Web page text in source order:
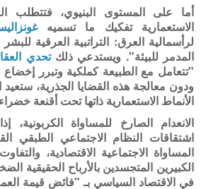
أما على المستوى البنيوي، فتتطلب
الاستعمارية تفكيك ما تسميه
لرأسمالية العرق: التراتبية العرقية
المدمر للبيئة". ويستدعي ذلكتحدي
"تتعامل مع الطبيعة كملكية وتبرر
ودون معالجة هذه القضايا الجذرية، ستعيد
الأنماط الاستعمارية ذاتها تحت أقنعة خضراء
الانعدام الصارخ للمساواة الكربونية،
اشتقاقات النظام الاجتماعي الطبقي
المساواة الاجتماعية الاقتصادية،
الكبيرين المتجسدين بالأرباح الحقيقية
في الاقتصاد السياسي بـ "فائض قيمة